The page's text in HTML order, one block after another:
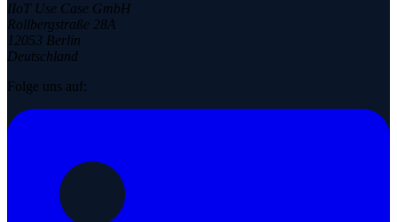
IIoT Use Case GmbH
Rollbergstraße 28A
12053 Berlin
Deutschland
Folge uns auf: